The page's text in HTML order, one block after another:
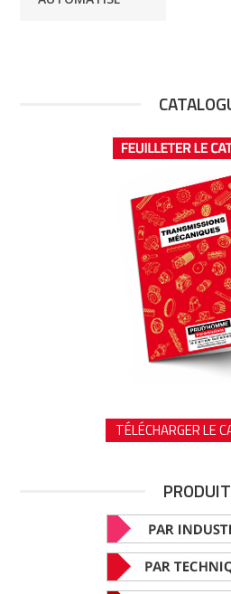
TÉLÉCHARGER LE